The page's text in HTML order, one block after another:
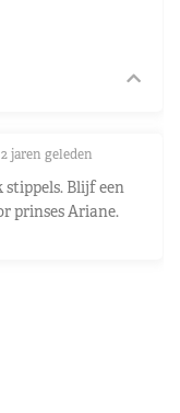
2 jaren geleden
Blijf een
prinses Ariane.